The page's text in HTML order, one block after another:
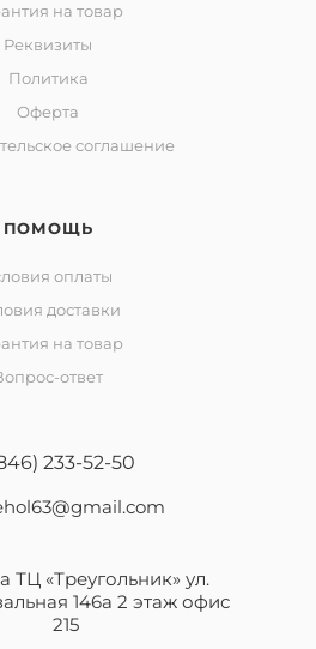
на товар
Реквизиты
Политика
Оферта
соглашение
ПОМОЩЬ
оплаты
доставки
на товар
ответ
233-52-50
ТЦ «Треугольник» ул.
146а 2 этаж офис
215